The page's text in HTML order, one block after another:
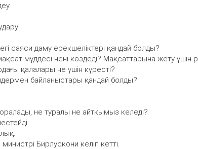
саяси даму ерекшеліктері қандай болды?
мүддесі нені көздеді? Мақсаттарына жету үшін
қалалары не үшін күресті?
байланыстары қандай болды?
не туралы не айтқымыз келеді?
Бирлускони келіп кетті.